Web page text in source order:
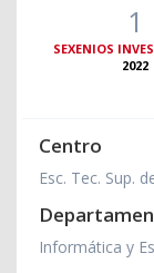
1
SEXENIOS
2022
Centro
Esc. Tec. Sup.
Informática y